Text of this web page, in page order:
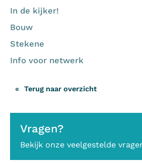
In de kijker!
Bouw
Stekene
Info voor netwerk
Terug naar overzicht
Vragen?
Bekijk onze veelgestelde